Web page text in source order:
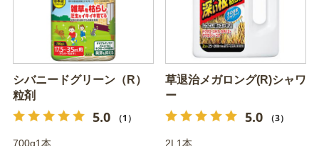
シバニードグリーン（R）
粒剤
5.0 （1）
700g1本
草退治メガロング(R)シャワ
ー
5.0 （3）
2L1本